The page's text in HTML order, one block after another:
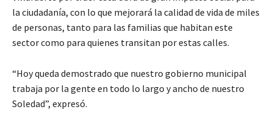
la ciudadanía, con lo que mejorará la calidad de vida de miles
de personas, tanto para las familias que habitan este
sector como para quienes transitan por estas calles.
“Hoy queda demostrado que nuestro gobierno municipal
trabaja por la gente en todo lo largo y ancho de nuestro
Soledad”, expresó.